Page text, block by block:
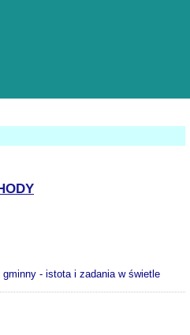
- istota i zadania w świetle